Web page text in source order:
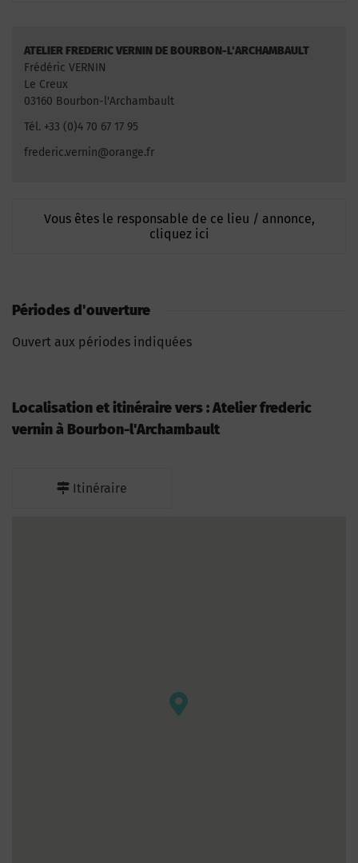
ATELIER FREDERIC VERNIN DE BOURBON-L'ARCHAMBAULT
Frédéric VERNIN
Le Creux
03160 Bourbon-l'Archambault
Tél. +33 (0)4 70 67 17 95
frederic.vernin@orange.fr
Vous êtes le responsable de ce lieu / annonce,
cliquez ici
Périodes d'ouverture
Ouvert aux périodes indiquées
Localisation et itinéraire vers : Atelier frederic
vernin à Bourbon-l'Archambault
Itinéraire